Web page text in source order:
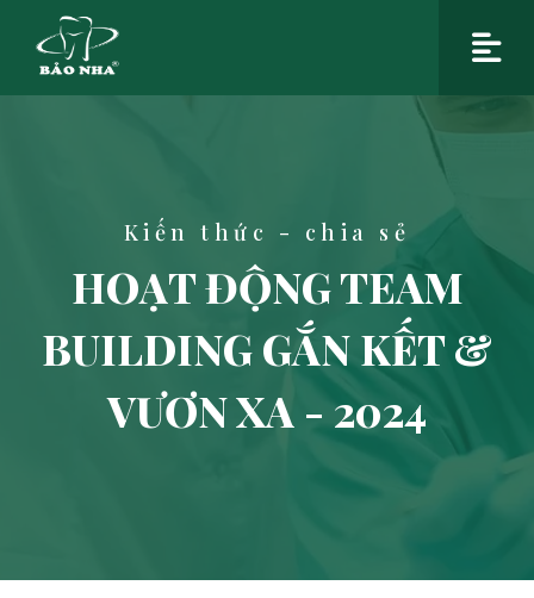
Kiến thức - chia sẻ
HOẠT ĐỘNG TEAM
BUILDING GẮN KẾT &
VƯƠN XA - 2024